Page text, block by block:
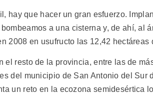
hay que hacer un gran esfuerzo.
a una cisterna y, de ahí, al
2008 en usufructo las 12,42
el resto de la provincia, entre las de
del municipio de San Antonio del
un reto en la ecozona semidesértica